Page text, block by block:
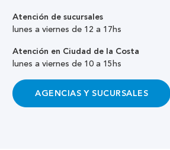
Atención de sucursales
lunes a viernes de 12 a 17hs
Atención en Ciudad de la Costa
lunes a viernes de 10 a 15hs
AGENCIAS Y SUCURSALES